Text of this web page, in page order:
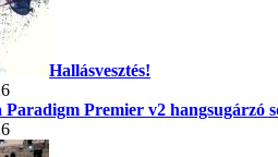
Hallásvesztés!
Premier v2 hangsugárzó